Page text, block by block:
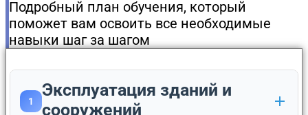
Подробный план обучения, который
поможет вам освоить все необходимые
навыки шаг за шагом
1
Эксплуатация зданий и
сооружений